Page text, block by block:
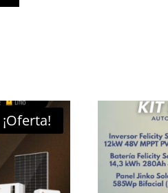
¡Oferta!